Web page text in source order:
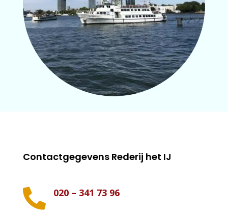
Contactgegevens Rederij het IJ
 020 – 341 73 96